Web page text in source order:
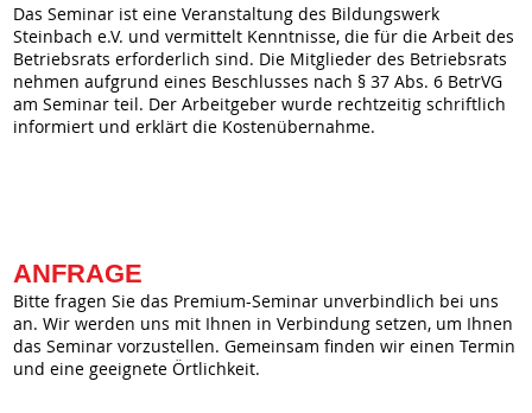
Das Seminar ist eine Veranstaltung des Bildungswerk
Steinbach e.V. und vermittelt Kenntnisse, die für die Arbeit des
Betriebsrats erforderlich sind. Die Mitglieder des Betriebsrats
nehmen aufgrund eines Beschlusses nach § 37 Abs. 6 BetrVG
am Seminar teil. Der Arbeitgeber wurde rechtzeitig schriftlich
informiert und erklärt die Kostenübernahme.
ANFRAGE
Bitte fragen Sie das Premium-Seminar unverbindlich bei uns
an. Wir werden uns mit Ihnen in Verbindung setzen, um Ihnen
das Seminar vorzustellen. Gemeinsam finden wir einen Termin
und eine geeignete Örtlichkeit.